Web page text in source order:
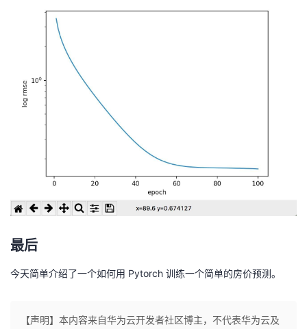
最后
今天简单介绍了一个如何用 Pytorch 训练一个简单的房价预测。
【声明】本内容来自华为云开发者社区博主，不代表华为云及